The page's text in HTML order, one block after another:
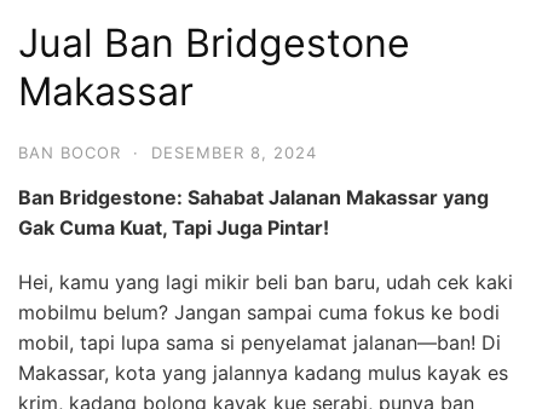
Jual Ban Bridgestone
Makassar
BAN BOCOR · DESEMBER 8, 2024
Ban Bridgestone: Sahabat Jalanan Makassar yang
Gak Cuma Kuat, Tapi Juga Pintar!
Hei, kamu yang lagi mikir beli ban baru, udah cek kaki
mobilmu belum? Jangan sampai cuma fokus ke bodi
mobil, tapi lupa sama si penyelamat jalanan—ban! Di
Makassar, kota yang jalannya kadang mulus kayak es
krim, kadang bolong kayak kue serabi, punya ban